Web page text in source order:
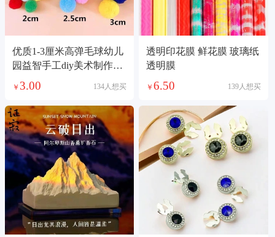
优质1-3厘米高弹毛球幼儿
园益智手工diy美术制作材
料谷美痛包填充
￥ 3.00 134人想买
透明印花膜 鲜花膜 玻璃纸
透明膜
￥6.50 139人想买